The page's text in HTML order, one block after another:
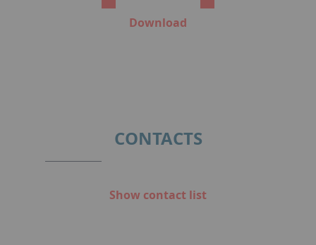
Download
CONTACTS
Show contact list